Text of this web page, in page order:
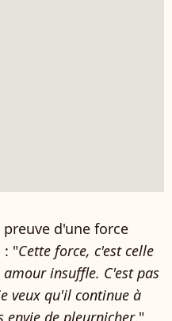
d'une force
: "Cette force, c'est celle
insuffle. C'est pas
veux qu'il continue à
envie de pleurnicher."